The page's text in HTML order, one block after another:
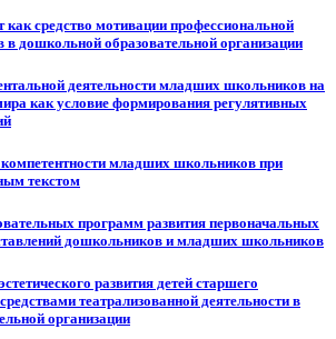
как средство мотивации профессиональной
в дошкольной образовательной организации
деятельности младших школьников на
как условие формирования регулятивных
компетентности младших школьников при
текстом
программ развития первоначальных
дошкольников и младших школьников
развития детей старшего
театрализованной деятельности в
организации